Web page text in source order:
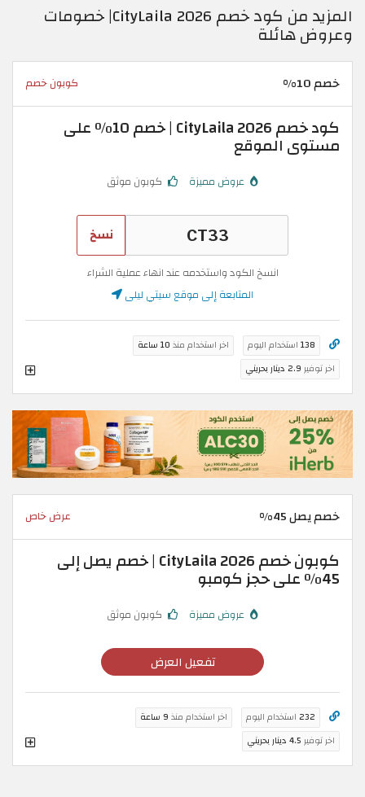
المزيد من كود خصم CityLaila 2026| خصومات
وعروض هائلة
خصم 10% كوبون خصم
كود خصم CityLaila 2026 | خصم 10٪ على
مستوى الموقع
عروض مميزة كوبون موثق
نسخ
انسخ الكود واستخدمه عند انهاء عملية الشراء
المتابعة إلى موقع سيتي ليلى
138 استخدام اليوم اخر استخدام منذ 10 ساعة
اخر توفير 2.9 دينار بحريني
خصم يصل 45% عرض خاص
كوبون خصم CityLaila 2026 | خصم يصل إلى
45٪ على حجز كومبو
عروض مميزة كوبون موثق
تفعيل العرض
232 استخدام اليوم اخر استخدام منذ 9 ساعة
اخر توفير 4.5 دينار بحريني